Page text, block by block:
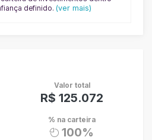
definido.(ver mais)
Valor total
R$ 125.072
% na carteira
100%